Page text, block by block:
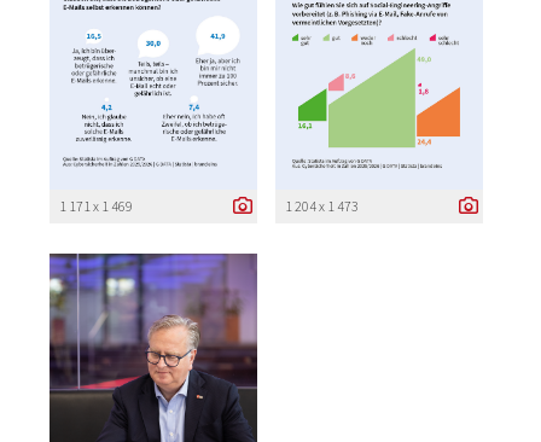
1 171 x 1 469 1 204 x 1 473